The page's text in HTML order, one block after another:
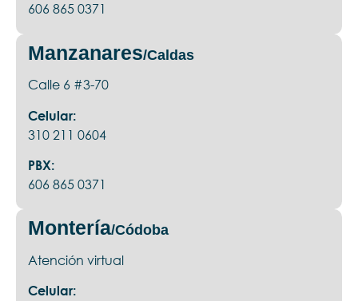
606 865 0371
Manzanares/Caldas
Calle 6 #3-70
Celular:
310 211 0604
PBX:
606 865 0371
Montería/Códoba
Atención virtual
Celular: